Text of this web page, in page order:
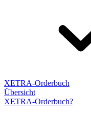
XETRA-Orderbuch
Übersicht
XETRA-Orderbuch?